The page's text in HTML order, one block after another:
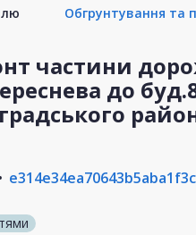
Обгрунтування та
частини
до